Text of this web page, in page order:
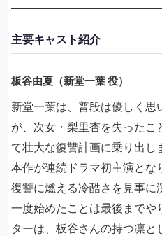
主要キャスト紹介
板谷由夏（新堂一葉 役）
新堂一葉は、普段は優しく思
が、次女・梨里杏を失った
て壮大な復讐計画に乗り出し
本作が連続ドラマ初主演とな
復讐に燃える冷酷さを見事に
一度始めたことは最後までや
ターは、板谷さんの持つ凛